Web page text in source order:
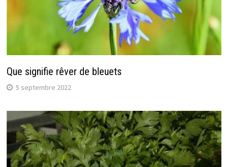
Que signifie rêver de bleuets
5 septembre 2022